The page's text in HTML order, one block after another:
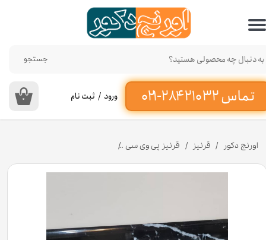
تماس ۳۲ ۲۱۰ ۲۸۴-۰۲۱‌
جستجو
۰ ورود / ثبت نام
حساب کاربری من
تغییر گذر واژه
سفارشات
خروج از حساب کاربری
اورنج دکور قرنیز قرنیز پی وی سی